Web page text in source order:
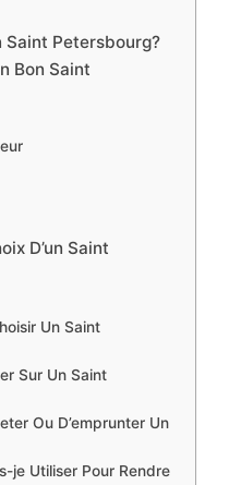
Saint Petersbourg?
Bon Saint
D’un Saint
Un Saint
Sur Un Saint
Ou D’emprunter Un
je Utiliser Pour Rendre